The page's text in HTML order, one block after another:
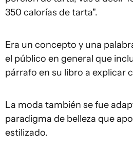
350 calorías de tarta".
Era un concepto y una
el público en general que
párrafo en su libro a explicar
La moda también se fue
paradigma de belleza que
estilizado.